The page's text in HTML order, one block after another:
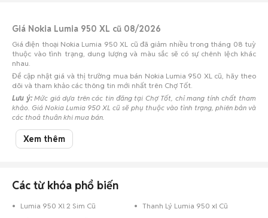
Giá Nokia Lumia 950 XL cũ 08/2026
Giá điện thoại Nokia Lumia 950 XL cũ đã giảm nhiều trong tháng 08 tuỳ
thuộc vào tình trạng, dung lượng và màu sắc sẽ có sự chênh lệch khác
nhau.
Để cập nhật giá và thị trường mua bán Nokia Lumia 950 XL cũ, hãy theo
dõi và tham khảo các thông tin mới nhất trên Chợ Tốt.
Lưu ý:Mức giá dựa trên các tin đăng tại Chợ Tốt, chỉ mang tính chất tham
khảo. Giá Nokia Lumia 950 XL cũ sẽ phụ thuộc vào tình trạng, phiên bản và
các thoả thuận khi mua bán.
Mua bán Nokia Lumia 950 XL cũ
Xem thêm
Các từ khóa phổ biến
Lumia 950 Xl 2 Sim Cũ
Thanh Lý Lumia 950 xl Cũ